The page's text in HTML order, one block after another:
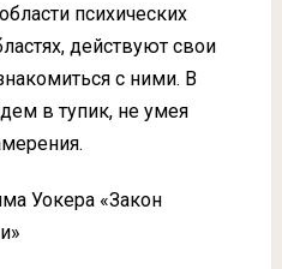
психических
действуют свои
с ними. В
в тупик, не умея
Уокера «Закон